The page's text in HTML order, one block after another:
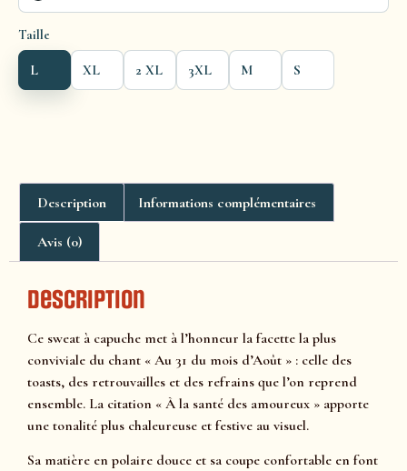
Taille
L XL 2 XL 3XL M S
Description Informations complémentaires
Avis (0)
Description
Ce sweat à capuche met à l’honneur la facette la plus
conviviale du chant « Au 31 du mois d’Août » : celle des
toasts, des retrouvailles et des refrains que l’on reprend
ensemble. La citation « À la santé des amoureux » apporte
une tonalité plus chaleureuse et festive au visuel.
Sa matière en polaire douce et sa coupe confortable en font